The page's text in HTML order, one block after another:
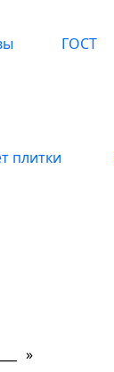
ГОСТ
плитки
»